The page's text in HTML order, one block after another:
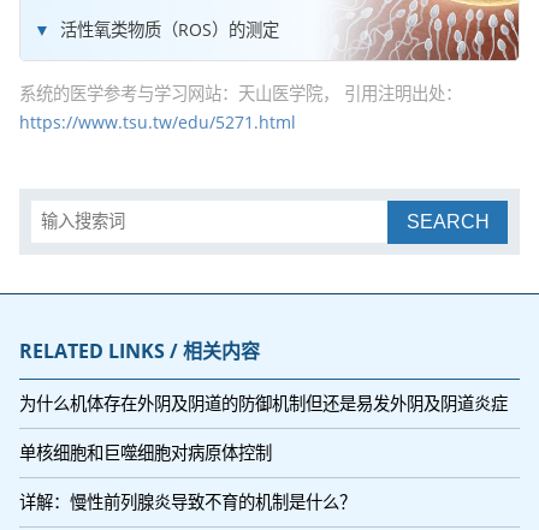
活性氧类物质（ROS）的测定
系统的医学参考与学习网站：天山医学院， 引用注明出处：
https://www.tsu.tw/edu/5271.html
SEARCH
RELATED LINKS / 相关内容
为什么机体存在外阴及阴道的防御机制但还是易发外阴及阴道炎症
单核细胞和巨噬细胞对病原体控制
详解：慢性前列腺炎导致不育的机制是什么？